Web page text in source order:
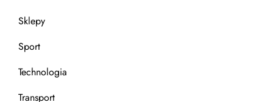
Sklepy
Sport
Technologia
Transport